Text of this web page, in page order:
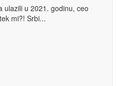
ulazili u 2021. godinu, ceo
mi?! Srbi...